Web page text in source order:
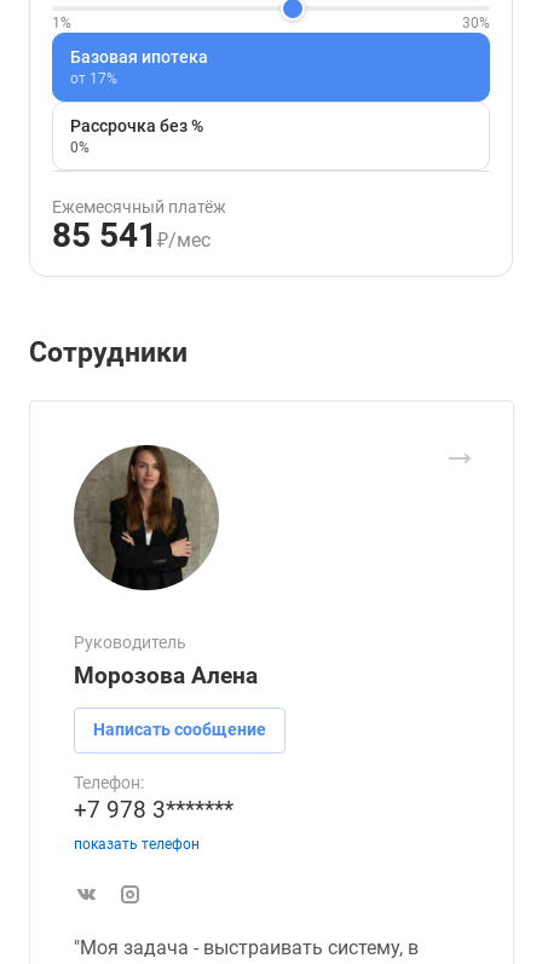
1% 30%
Базовая ипотека
от 17%
Рассрочка без %
0%
Ежемесячный платёж
85 541 ₽/мес
Сотрудники
Руководитель
Морозова Алена
Написать сообщение
Телефон:
+7 978 3*******
показать телефон
"Моя задача - выстраивать систему, в